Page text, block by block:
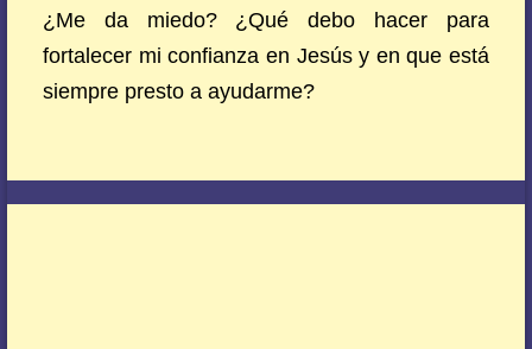
¿Me da miedo? ¿Qué debo hacer para
fortalecer mi confianza en Jesús y en que está
siempre presto a ayudarme?